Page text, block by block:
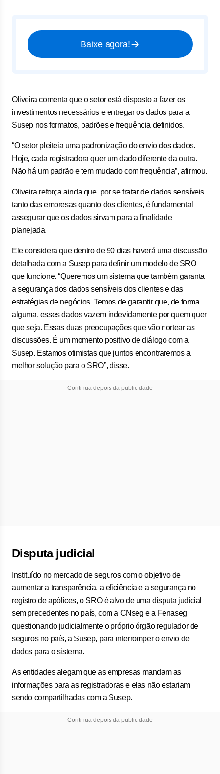
Baixe agora!
Oliveira comenta que o setor está disposto a fazer os
investimentos necessários e entregar os dados para a
Susep nos formatos, padrões e frequência definidos.
“O setor pleiteia uma padronização do envio dos dados.
Hoje, cada registradora quer um dado diferente da outra.
Não há um padrão e tem mudado com frequência”, afirmou.
Oliveira reforça ainda que, por se tratar de dados sensíveis
tanto das empresas quanto dos clientes, é fundamental
assegurar que os dados sirvam para a finalidade
planejada.
Ele considera que dentro de 90 dias haverá uma discussão
detalhada com a Susep para definir um modelo de SRO
que funcione. “Queremos um sistema que também garanta
a segurança dos dados sensíveis dos clientes e das
estratégias de negócios. Temos de garantir que, de forma
alguma, esses dados vazem indevidamente por quem quer
que seja. Essas duas preocupações que vão nortear as
discussões. É um momento positivo de diálogo com a
Susep. Estamos otimistas que juntos encontraremos a
melhor solução para o SRO”, disse.
Continua depois da publicidade
Disputa judicial
Instituído no mercado de seguros com o objetivo de
aumentar a transparência, a eficiência e a segurança no
registro de apólices, o SRO é alvo de uma disputa judicial
sem precedentes no país, com a CNseg e a Fenaseg
questionando judicialmente o próprio órgão regulador de
seguros no país, a Susep, para interromper o envio de
dados para o sistema.
As entidades alegam que as empresas mandam as
informações para as registradoras e elas não estariam
sendo compartilhadas com a Susep.
Continua depois da publicidade